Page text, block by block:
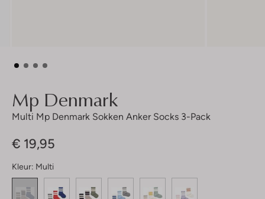
Mp Denmark
Multi Mp Denmark Sokken Anker Socks 3-Pack
€ 19,95
Kleur: Multi